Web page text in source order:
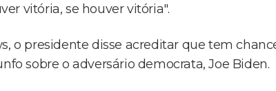
vitória, se houver vitória".
o presidente disse acreditar que tem
sobre o adversário democrata, Joe Biden.